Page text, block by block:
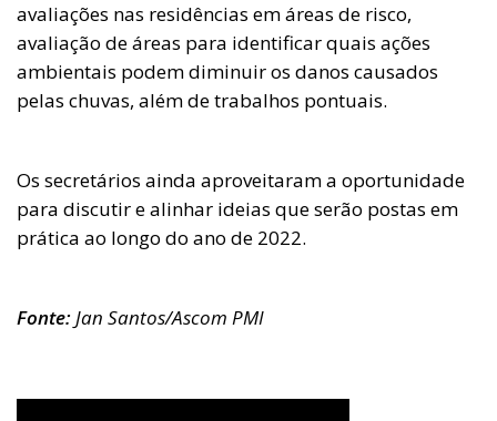
avaliações nas residências em áreas de risco,
avaliação de áreas para identificar quais ações
ambientais podem diminuir os danos causados
pelas chuvas, além de trabalhos pontuais.
Os secretários ainda aproveitaram a oportunidade
para discutir e alinhar ideias que serão postas em
prática ao longo do ano de 2022.
Fonte:Jan Santos/Ascom PMI